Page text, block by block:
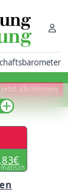
Jetzt abstimmen